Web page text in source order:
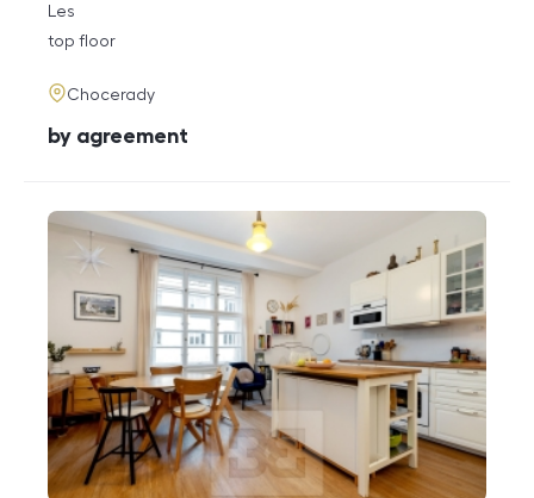
rozměry
disposition
Les
funkce
top floor
adresa
Chocerady
cena
by agreement